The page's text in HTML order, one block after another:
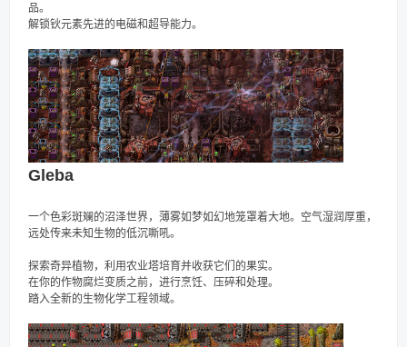
品。
解锁钬元素先进的电磁和超导能力。
Gleba
一个色彩斑斓的沼泽世界，薄雾如梦如幻地笼罩着大地。空气湿润厚重，
远处传来未知生物的低沉嘶吼。
探索奇异植物，利用农业塔培育并收获它们的果实。
在你的作物腐烂变质之前，进行烹饪、压碎和处理。
踏入全新的生物化学工程领域。